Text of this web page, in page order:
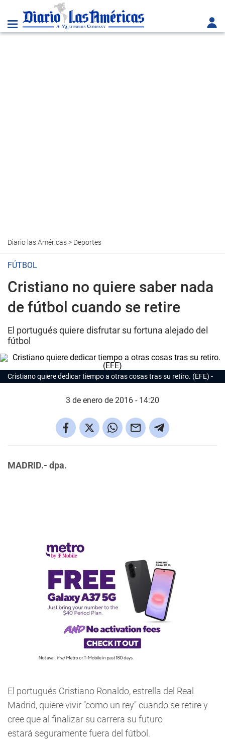
Diario las Américas> Deportes
FÚTBOL
Cristiano no quiere saber nada
de fútbol cuando se retire
El portugués quiere disfrutar su fortuna alejado del
fútbol
Cristiano quiere dedicar tiempo a otras cosas tras su retiro. (EFE)
3 de enero de 2016 - 14:20
MADRID.- dpa.
El portugués Cristiano Ronaldo, estrella del Real
Madrid, quiere vivir "como un rey" cuando se retire y
cree que al finalizar su carrera su futuro
estará seguramente fuera del fútbol.